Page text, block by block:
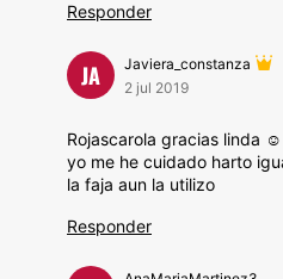
Responder
JA
Javiera_constanza
2 jul 2019
Rojascarola gracias linda
yo me he cuidado harto
la faja aun la utilizo
Responder